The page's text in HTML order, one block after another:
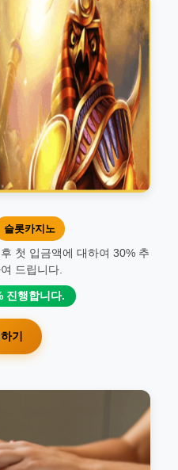
슬롯카지노
첫 입금액에 대하여 30% 추
드립니다.
진행합니다.
기